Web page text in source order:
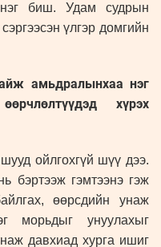
биш. Удам судрын
үлгэр домгийн
амьдралынхаа нэг
хүрэх
ойлгохгүй шүү дээ.
бэртээж гэмтээнэ гэж
өөрсдийн унаж
морьдыг унуулахыг
давхиад хурга ишиг